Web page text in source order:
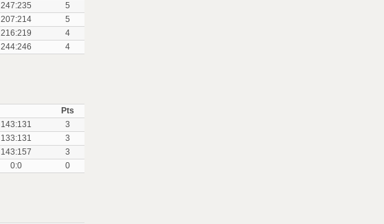
247:235
5
207:214
5
216:219
4
244:246 4
Pts
143:131
3
133:131
3
143:157
3
0:0 0